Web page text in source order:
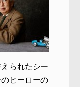
られたシー
ヒーローの